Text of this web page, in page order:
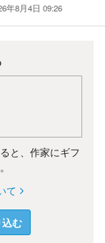
年8月4日 09:26
と、作家にギフ
て
む